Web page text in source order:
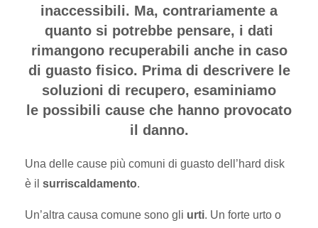
inaccessibili. Ma, contrariamente a
quanto si potrebbe pensare, i dati
rimangono recuperabili anche in caso
di guasto fisico. Prima di descrivere le
soluzioni di recupero, esaminiamo
le possibili cause che hanno provocato
il danno.
Una delle cause più comuni di guasto dell’hard disk
è il surriscaldamento.
Un’altra causa comune sono gli urti. Un forte urto o